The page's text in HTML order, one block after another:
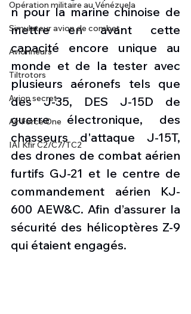
Opération militaire au Vénézuela
Simulateur avion de combat
Avionneurs
Tiltrotors
Avion secret
Air Force One
IAI Kfir C2/C7/TC2
n pour la marine chinoise de
mettre en avant cette
capacité encore unique au
monde et de la tester avec
plusieurs aéronefs tels que
des J-35, DES J-15D de
guerre électronique, des
chasseurs d'attaque J-15T,
des drones de combat aérien
furtifs GJ-21 et le centre de
commandement aérien KJ-
600 AEW&C. Afin d’assurer la
sécurité des hélicoptères Z-9
qui étaient engagés.